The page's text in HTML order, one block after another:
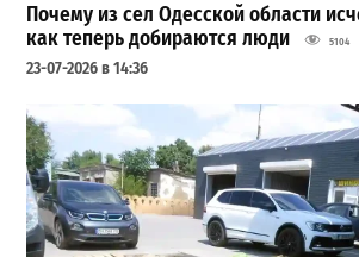
Почему из сел Одесской области
как теперь добираются люди
5104
23-07-2026 в 14:36